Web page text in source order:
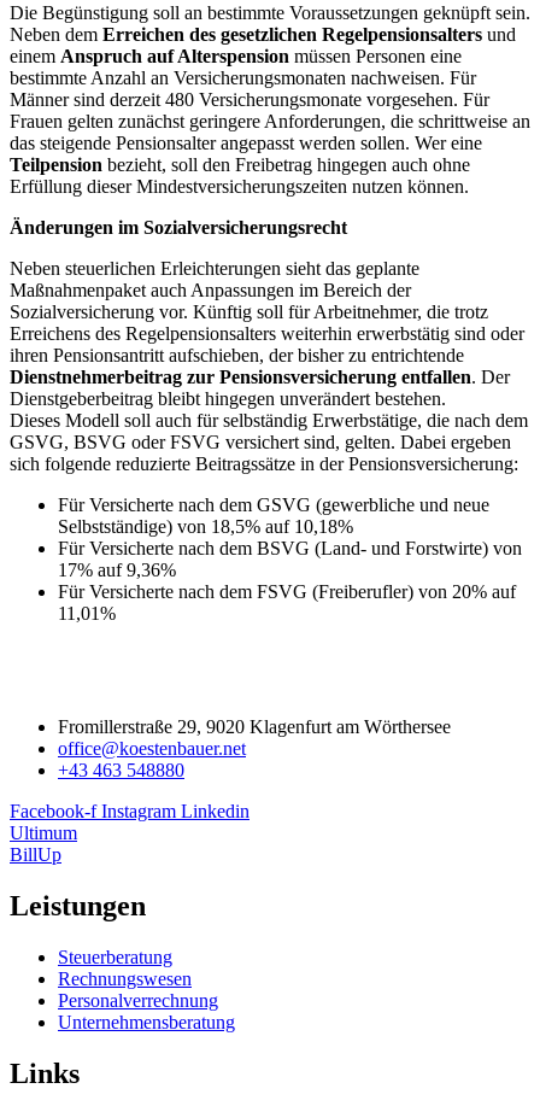
Die Begünstigung soll an bestimmte Voraussetzungen geknüpft sein.
Neben dem Erreichen des gesetzlichen Regelpensionsalters und
einem Anspruch auf Alterspension müssen Personen eine
bestimmte Anzahl an Versicherungsmonaten nachweisen. Für
Männer sind derzeit 480 Versicherungsmonate vorgesehen. Für
Frauen gelten zunächst geringere Anforderungen, die schrittweise an
das steigende Pensionsalter angepasst werden sollen. Wer eine
Teilpension bezieht, soll den Freibetrag hingegen auch ohne
Erfüllung dieser Mindestversicherungszeiten nutzen können.
Änderungen im Sozialversicherungsrecht
Neben steuerlichen Erleichterungen sieht das geplante
Maßnahmenpaket auch Anpassungen im Bereich der
Sozialversicherung vor. Künftig soll für Arbeitnehmer, die trotz
Erreichens des Regelpensionsalters weiterhin erwerbstätig sind oder
ihren Pensionsantritt aufschieben, der bisher zu entrichtende
Dienstnehmerbeitrag zur Pensionsversicherung entfallen. Der
Dienstgeberbeitrag bleibt hingegen unverändert bestehen.
Dieses Modell soll auch für selbständig Erwerbstätige, die nach dem
GSVG, BSVG oder FSVG versichert sind, gelten. Dabei ergeben
sich folgende reduzierte Beitragssätze in der Pensionsversicherung:
Für Versicherte nach dem GSVG (gewerbliche und neue
Selbstständige) von 18,5% auf 10,18%
Für Versicherte nach dem BSVG (Land- und Forstwirte) von
17% auf 9,36%
Für Versicherte nach dem FSVG (Freiberufler) von 20% auf
11,01%
Fromillerstraße 29, 9020 Klagenfurt am Wörthersee
office@koestenbauer.net
+43 463 548880
Facebook-f Instagram Linkedin
Ultimum
BillUp
Leistungen
Steuerberatung
Rechnungswesen
Personalverrechnung
Unternehmensberatung
Links